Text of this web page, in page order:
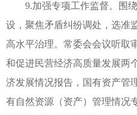
9.加强专项工作监督。围
设，聚焦矛盾纠纷调处，选准
高水平治理。常委会会议听取
和促进民营经济高质量发展两
济发展情况报告，国有资产管
有自然资源（资产）管理情况